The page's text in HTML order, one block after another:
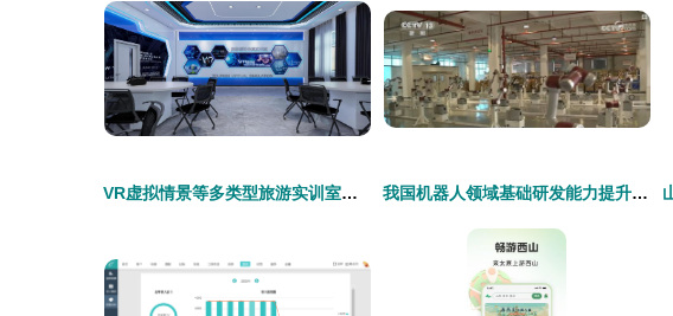
VR虚拟情景等多类型旅游实训室优质厂家推荐,助力旅游教育数字化升级 我国机器人领域基础研发能力提升 创新产品在多领域加速落地